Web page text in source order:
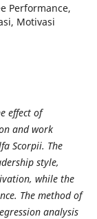
Performance,
Motivasi
effect of
and work
Scorpii. The
style,
while the
The method of
analysis